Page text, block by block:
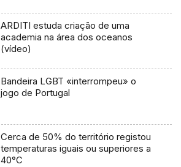
ARDITI estuda criação de uma
academia na área dos oceanos
(vídeo)
Bandeira LGBT «interrompeu» o
jogo de Portugal
Cerca de 50% do território registou
temperaturas iguais ou superiores a
40°C